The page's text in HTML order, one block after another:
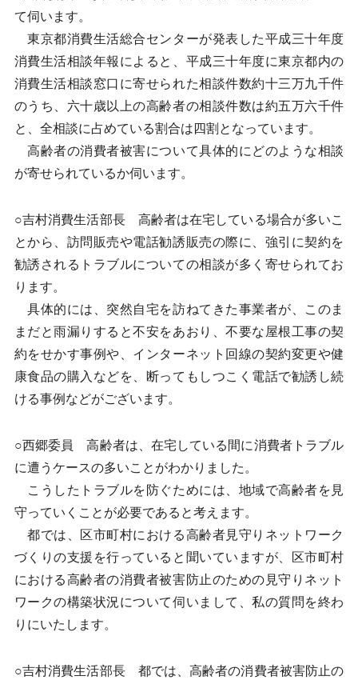
て伺います。
東京都消費生活総合センターが発表した平成三十年度
消費生活相談年報によると、平成三十年度に東京都内の
消費生活相談窓口に寄せられた相談件数約十三万九千件
のうち、六十歳以上の高齢者の相談件数は約五万六千件
と、全相談に占めている割合は四割となっています。
高齢者の消費者被害について具体的にどのような相談
が寄せられているか伺います。
○吉村消費生活部長 高齢者は在宅している場合が多いこ
とから、訪問販売や電話勧誘販売の際に、強引に契約を
勧誘されるトラブルについての相談が多く寄せられてお
ります。
具体的には、突然自宅を訪ねてきた事業者が、このま
まだと雨漏りすると不安をあおり、不要な屋根工事の契
約をせかす事例や、インターネット回線の契約変更や健
康食品の購入などを、断ってもしつこく電話で勧誘し続
ける事例などがございます。
○西郷委員 高齢者は、在宅している間に消費者トラブル
に遭うケースの多いことがわかりました。
こうしたトラブルを防ぐためには、地域で高齢者を見
守っていくことが必要であると考えます。
都では、区市町村における高齢者見守りネットワーク
づくりの支援を行っていると聞いていますが、区市町村
における高齢者の消費者被害防止のための見守りネット
ワークの構築状況について伺いまして、私の質問を終わ
りにいたします。
○吉村消費生活部長 都では、高齢者の消費者被害防止の